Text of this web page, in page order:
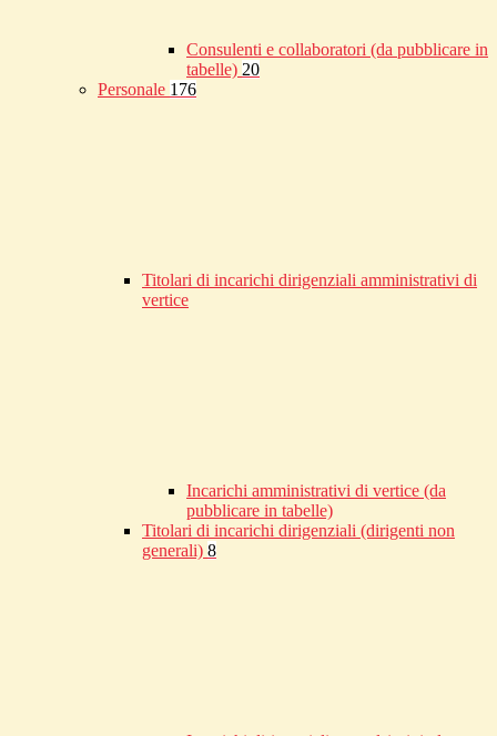
Consulenti e collaboratori (da pubblicare in
tabelle) 20
Personale 176
Titolari di incarichi dirigenziali amministrativi di
vertice
Incarichi amministrativi di vertice (da
pubblicare in tabelle)
Titolari di incarichi dirigenziali (dirigenti non
generali) 8